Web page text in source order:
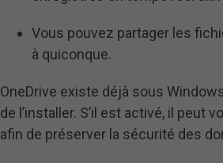
Vous pouvez partager les
à quiconque.
OneDrive existe déjà sous
de l’installer. S’il est activé, il
afin de préserver la sécurité des